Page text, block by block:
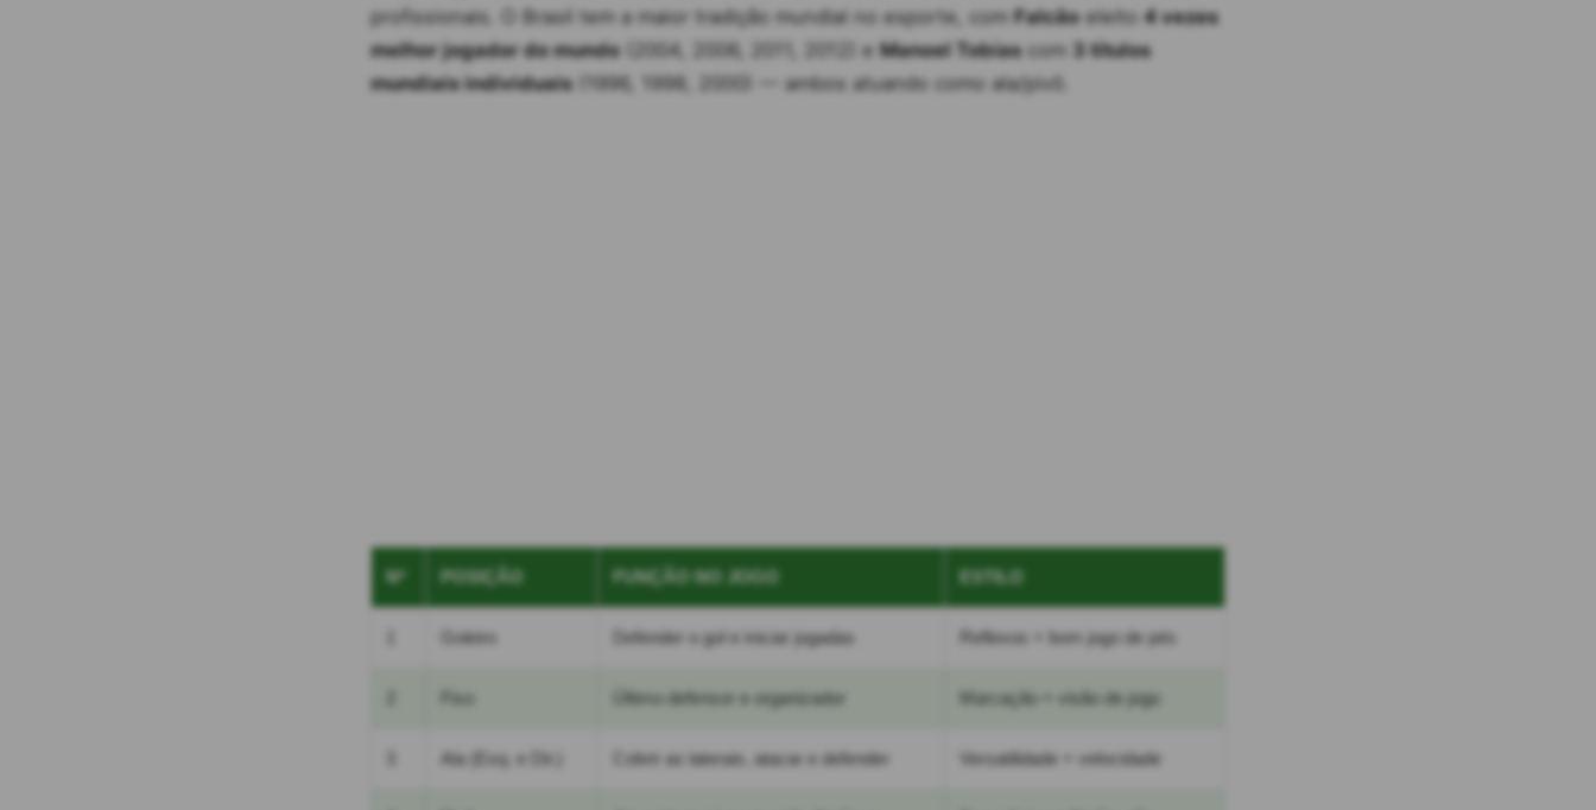
profissionais. O Brasil tem a maior tradição mundial no esporte, com Falcãoeleito 4 vezes
melhor jogador do mundo(2004, 2006, 2011, 2012) e Manoel Tobiascom 3 títulos
mundiais individuais(1996, 1998, 2000) — ambos atuando como ala/pivô.
Nº POSIÇÃO FUNÇÃO NO JOGO ESTILO
Goleiro Defender o gol e iniciar jogadas Reflexos + bom jogo de pés
Fixo Último defensor e organizador Marcação + visão de jogo
Ala (Esq. e Dir.) Cobrir as laterais, atacar e defender Versatilidade + velocidade